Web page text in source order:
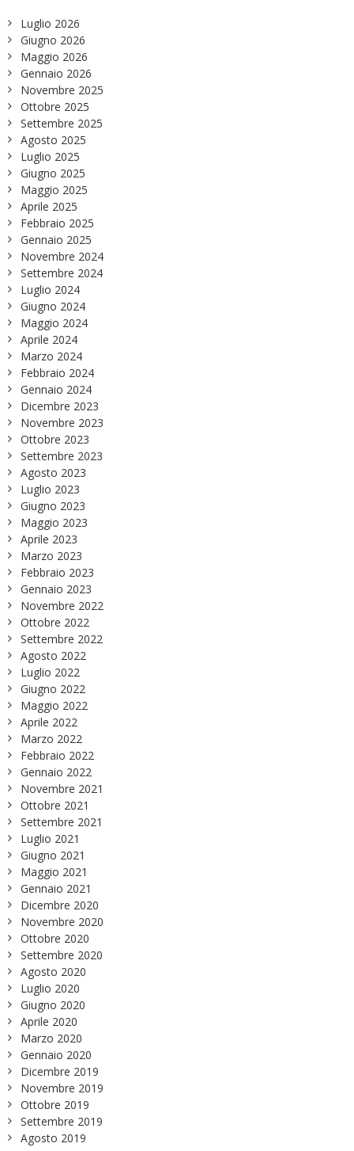
Luglio 2026
Giugno 2026
Maggio 2026
Gennaio 2026
Novembre 2025
Ottobre 2025
Settembre 2025
Agosto 2025
Luglio 2025
Giugno 2025
Maggio 2025
Aprile 2025
Febbraio 2025
Gennaio 2025
Novembre 2024
Settembre 2024
Luglio 2024
Giugno 2024
Maggio 2024
Aprile 2024
Marzo 2024
Febbraio 2024
Gennaio 2024
Dicembre 2023
Novembre 2023
Ottobre 2023
Settembre 2023
Agosto 2023
Luglio 2023
Giugno 2023
Maggio 2023
Aprile 2023
Marzo 2023
Febbraio 2023
Gennaio 2023
Novembre 2022
Ottobre 2022
Settembre 2022
Agosto 2022
Luglio 2022
Giugno 2022
Maggio 2022
Aprile 2022
Marzo 2022
Febbraio 2022
Gennaio 2022
Novembre 2021
Ottobre 2021
Settembre 2021
Luglio 2021
Giugno 2021
Maggio 2021
Gennaio 2021
Dicembre 2020
Novembre 2020
Ottobre 2020
Settembre 2020
Agosto 2020
Luglio 2020
Giugno 2020
Aprile 2020
Marzo 2020
Gennaio 2020
Dicembre 2019
Novembre 2019
Ottobre 2019
Settembre 2019
Agosto 2019